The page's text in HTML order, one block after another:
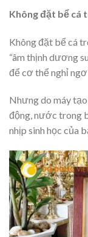
Khôngđặt bể cá
Không đặt bể cá
“âm thịnh dương
để cơ thể nghỉ
Nhưng do máy
động, nước trong
nhịp sinh học của